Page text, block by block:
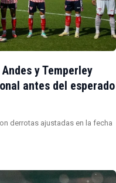
y Temperley
antes del esperado
derrotas ajustadas en la fecha